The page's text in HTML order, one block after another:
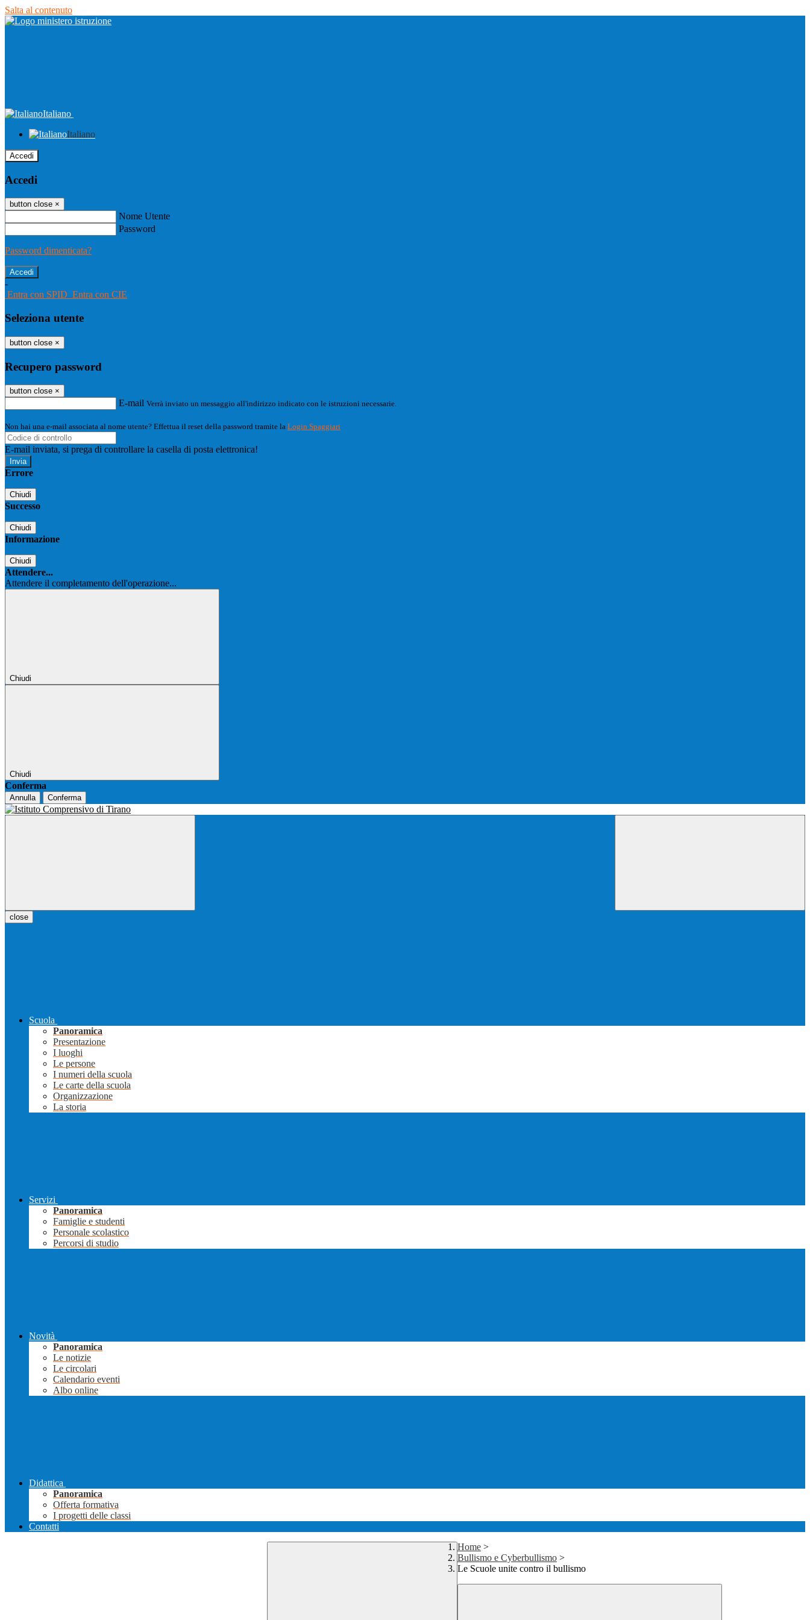
Salta al contenuto
Italiano
Italiano
Accedi
Accedi
button close ×
Nome Utente
Password
Password dimenticata?
-
Entra con SPID Entra con CIE
Seleziona utente
button close ×
Recupero password
button close ×
E-mail Verrà inviato un messaggio all'indirizzo indicato con le istruzioni necessarie.
Non hai una e-mail associata al nome utente? Effettua il reset della password tramite la Login Spaggiari
E-mail inviata, si prega di controllare la casella di posta elettronica!
Errore
Chiudi
Successo
Chiudi
Informazione
Chiudi
Attendere...
Attendere il completamento dell'operazione...
Chiudi
Chiudi
Conferma
Annulla Conferma
close
Scuola
Panoramica
Presentazione
I luoghi
Le persone
I numeri della scuola
Le carte della scuola
Organizzazione
La storia
Servizi
Panoramica
Famiglie e studenti
Personale scolastico
Percorsi di studio
Novità
Panoramica
Le notizie
Le circolari
Calendario eventi
Albo online
Didattica
Panoramica
Offerta formativa
I progetti delle classi
Contatti
Home >
Bullismo e Cyberbullismo >
Le Scuole unite contro il bullismo